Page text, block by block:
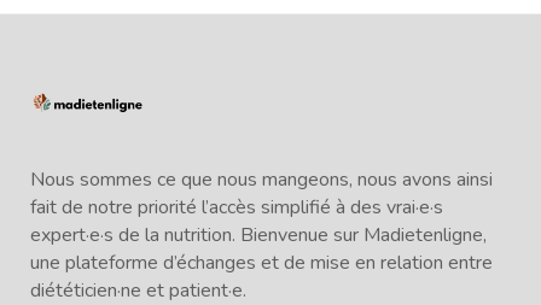
Nous sommes ce que nous mangeons, nous avons ainsi
fait de notre priorité l’accès simplifié à des vrai·e·s
expert·e·s de la nutrition. Bienvenue sur Madietenligne,
une plateforme d’échanges et de mise en relation entre
diététicien·ne et patient·e.